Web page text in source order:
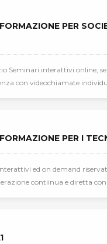
PER
Seminari interattivi online,
con videochiamate
PER I
ed on demand
contiinua e diretta con